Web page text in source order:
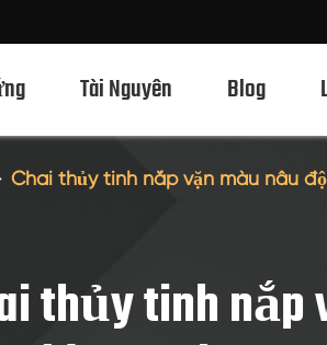
Tài Nguyên Blog
Chai thủy tinh nắp vặn màu nâu
thủy tinh nắp